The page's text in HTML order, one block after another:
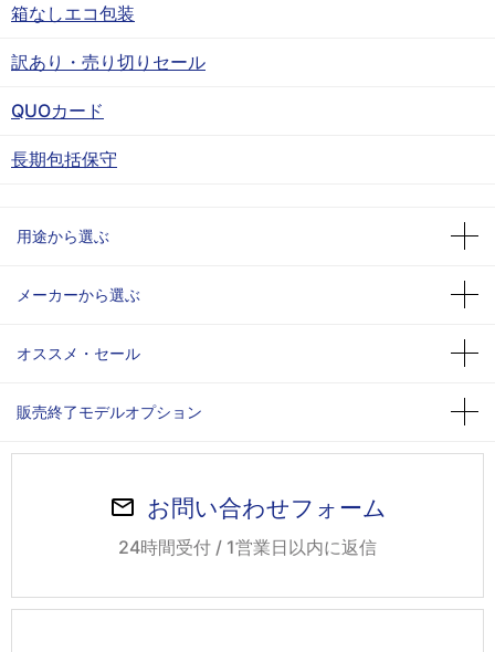
箱なしエコ包装
訳あり・売り切りセール
QUOカード
長期包括保守
用途から選ぶ
メーカーから選ぶ
オススメ・セール
販売終了モデルオプション
お問い合わせフォーム
24時間受付 / 1営業日以内に返信